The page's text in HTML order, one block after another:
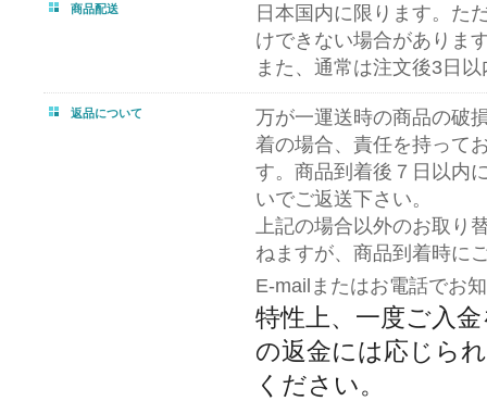
商品配送
日本国内に限ります。た
けできない場合がありま
また、通常は注文後3日
返品について
万が一運送時の商品の破
着の場合、責任を持って
す。商品到着後７日以内
いでご返送下さい。
上記の場合以外のお取り
ねますが、商品到着時に
E-mailまたはお電話でお
特性上、 一度ご入
の返金には応じら
ください。